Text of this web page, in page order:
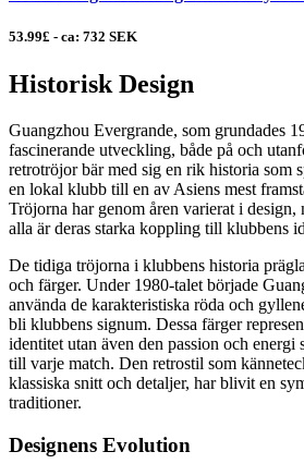
53.99£ - ca: 732 SEK
Historisk Design
Guangzhou Evergrande, som grundades
fascinerande utveckling, både på och
retrotröjor bär med sig en rik historia som
en lokal klubb till en av Asiens mest
Tröjorna har genom åren varierat i design,
alla är deras starka koppling till klubbens
De tidiga tröjorna i klubbens historia
och färger. Under 1980-talet började
använda de karakteristiska röda och
bli klubbens signum. Dessa färger
identitet utan även den passion och energi
till varje match. Den retrostil som
klassiska snitt och detaljer, har blivit en
traditioner.
Designens Evolution